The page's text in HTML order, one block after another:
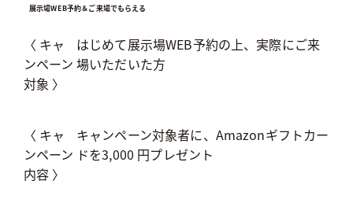
展示場WEB予約＆ご来場でもらえる
〈 キャ
ンペーン
対象 〉
はじめて展示場WEB予約の上、実際にご来
場いただいた方
〈 キャ
ンペーン
内容 〉
キャンペーン対象者に、Amazonギフトカー
ドを3,000 円プレゼント